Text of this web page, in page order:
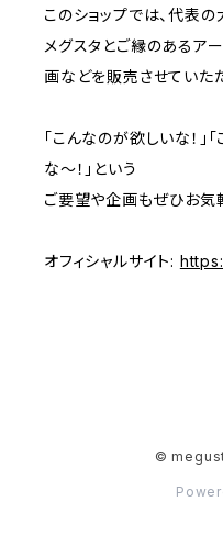
このショップでは、代表の
メグスタとご縁のあるア
画などを販売させていた
「こんなのが欲しいな！
な〜！」という
ご要望や企画もぜひお気
オフィシャルサイト:
©